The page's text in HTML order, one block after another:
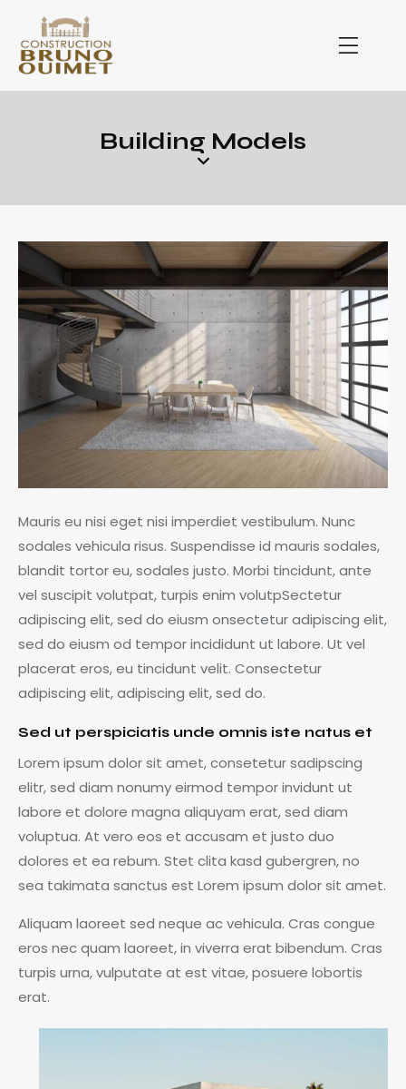
Building Models
Mauris eu nisi eget nisi imperdiet vestibulum. Nunc
sodales vehicula risus. Suspendisse id mauris sodales,
blandit tortor eu, sodales justo. Morbi tincidunt, ante
vel suscipit volutpat, turpis enim volutpSectetur
adipiscing elit, sed do eiusm onsectetur adipiscing elit,
sed do eiusm od tempor incididunt ut labore. Ut vel
placerat eros, eu tincidunt velit. Consectetur
adipiscing elit, adipiscing elit, sed do.
Sed ut perspiciatis unde omnis iste natus et
Lorem ipsum dolor sit amet, consetetur sadipscing
elitr, sed diam nonumy eirmod tempor invidunt ut
labore et dolore magna aliquyam erat, sed diam
voluptua. At vero eos et accusam et justo duo
dolores et ea rebum. Stet clita kasd gubergren, no
sea takimata sanctus est Lorem ipsum dolor sit amet.
Aliquam laoreet sed neque ac vehicula. Cras congue
eros nec quam laoreet, in viverra erat bibendum. Cras
turpis urna, vulputate at est vitae, posuere lobortis
erat.